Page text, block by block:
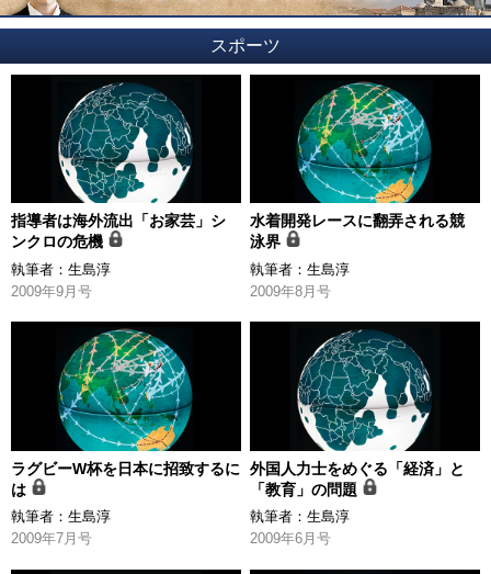
スポーツ
指導者は海外流出「お家芸」シ
ンクロの危機
執筆者： 生島淳
2009年9月号
水着開発レースに翻弄される競
泳界
執筆者：生島淳
2009年8月号
ラグビーW杯を日本に招致するに
は
執筆者： 生島淳
2009年7月号
外国人力士をめぐる「経済」と
「教育」の問題
執筆者：生島淳
2009年6月号